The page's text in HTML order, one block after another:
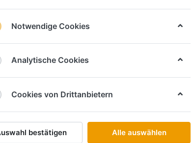
Notwendige Cookies
Analytische Cookies
Cookies von Drittanbietern
bestätigen Alle auswählen